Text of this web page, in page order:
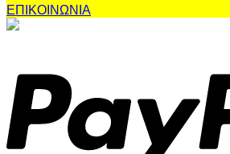
ΕΠΙΚΟΙΝΩΝΙΑ